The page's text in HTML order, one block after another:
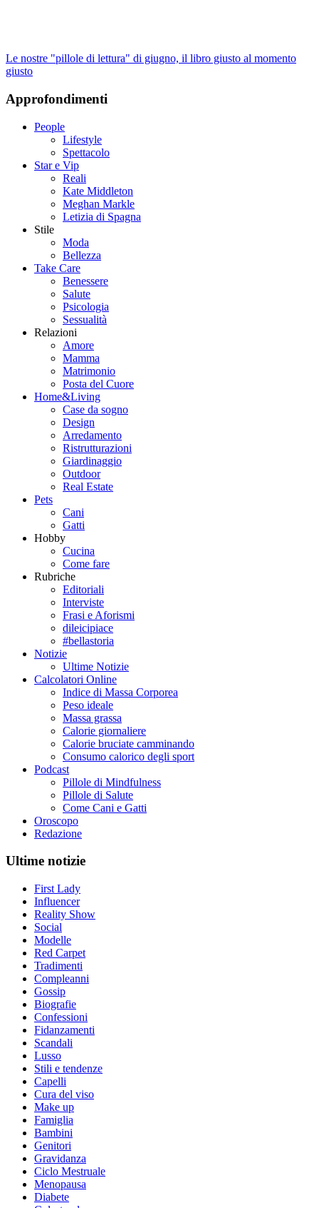
Le nostre "pillole di lettura" di giugno, il libro giusto al momento
giusto
Approfondimenti
People
Lifestyle
Spettacolo
Star e Vip
Reali
Kate Middleton
Meghan Markle
Letizia di Spagna
Stile
Moda
Bellezza
Take Care
Benessere
Salute
Psicologia
Sessualità
Relazioni
Amore
Mamma
Matrimonio
Posta del Cuore
Home&Living
Case da sogno
Design
Arredamento
Ristrutturazioni
Giardinaggio
Outdoor
Real Estate
Pets
Cani
Gatti
Hobby
Cucina
Come fare
Rubriche
Editoriali
Interviste
Frasi e Aforismi
dileicipiace
#bellastoria
Notizie
Ultime Notizie
Calcolatori Online
Indice di Massa Corporea
Peso ideale
Massa grassa
Calorie giornaliere
Calorie bruciate camminando
Consumo calorico degli sport
Podcast
Pillole di Mindfulness
Pillole di Salute
Come Cani e Gatti
Oroscopo
Redazione
Ultime notizie
First Lady
Influencer
Reality Show
Social
Modelle
Red Carpet
Tradimenti
Compleanni
Gossip
Biografie
Confessioni
Fidanzamenti
Scandali
Lusso
Stili e tendenze
Capelli
Cura del viso
Make up
Famiglia
Bambini
Genitori
Gravidanza
Ciclo Mestruale
Menopausa
Diabete